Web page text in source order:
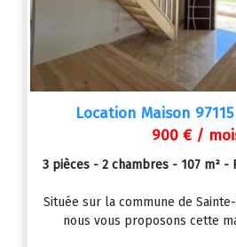
Location Maison
900 € /
3 pièces - 2 chambres - 107 m² -
Située sur la commune de
nous vous proposons cette